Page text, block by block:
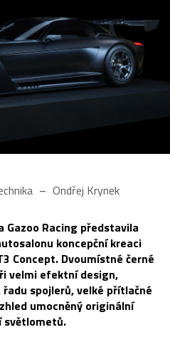
Ondřej Krynek
Gazoo Racing představila
koncepční kreaci
Concept. Dvoumístné černé
velmi efektní design,
spojlerů, velké přítlačné
umocněný originální
světlometů.